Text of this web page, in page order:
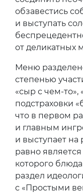
обзавестись
и выступать
от деликатных
Меню
степенью
«сыр с чем-то»,
подстраховки
что в первом
и главным
и выступает на
равно
которого
раздел
с «Простыми